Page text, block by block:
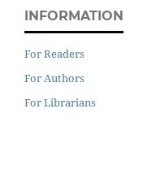
INFORMATION
For Readers
For Authors
For Librarians